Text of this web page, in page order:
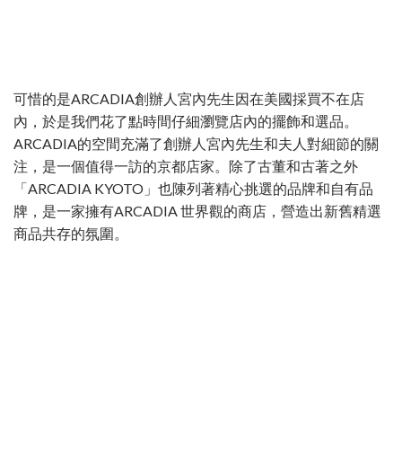
可惜的是ARCADIA創辦人宮內先生因在美國採買不在店
內，於是我們花了點時間仔細瀏覽店內的擺飾和選品。
ARCADIA的空間充滿了創辦人宮內先生和夫人對細節的關
注，是一個值得一訪的京都店家。除了古董和古著之外
「ARCADIA KYOTO」也陳列著精心挑選的品牌和自有品
牌，是一家擁有ARCADIA 世界觀的商店，營造出新舊精選
商品共存的氛圍。